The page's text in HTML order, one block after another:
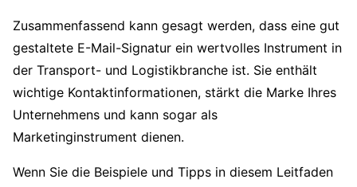
Zusammenfassend kann gesagt werden, dass eine gut
gestaltete E-Mail-Signatur ein wertvolles Instrument in
der Transport- und Logistikbranche ist. Sie enthält
wichtige Kontaktinformationen, stärkt die Marke Ihres
Unternehmens und kann sogar als
Marketinginstrument dienen.
Wenn Sie die Beispiele und Tipps in diesem Leitfaden